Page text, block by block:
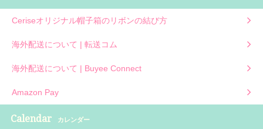
Ceriseオリジナル帽子箱のリボンの結び方
海外配送について | 転送コム
海外配送について | Buyee Connect
Amazon Pay
Calendar カレンダー